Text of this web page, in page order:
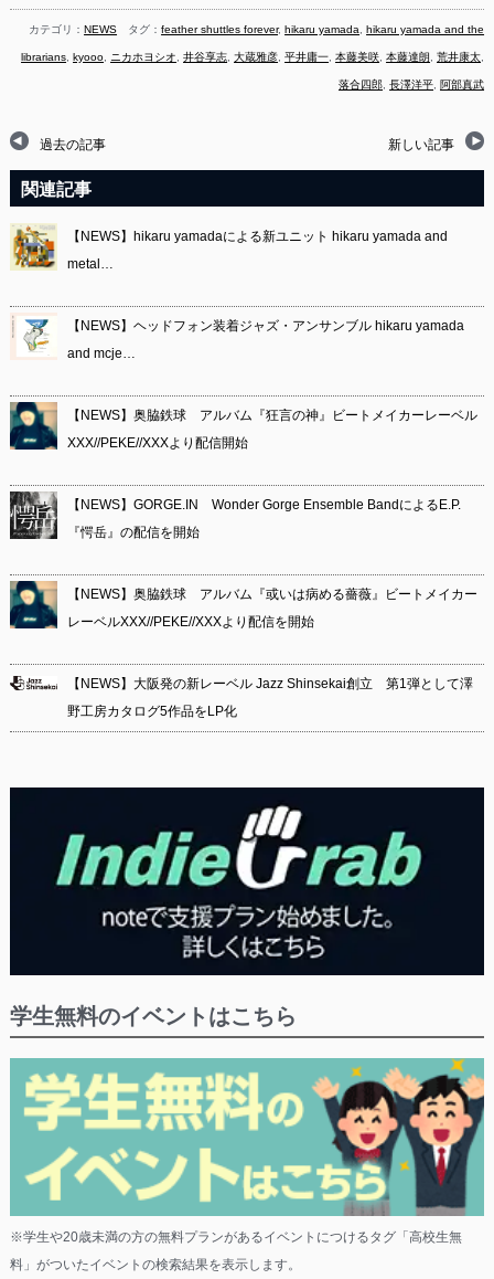
カテゴリ： NEWS タグ：feather shuttles forever, hikaru yamada, hikaru yamada and the
librarians, kyooo,ニカホヨシオ,井谷享志,大蔵雅彦,平井庸一,本藤美咲,本藤達朗,荒井康太,
落合四郎,長澤洋平, 阿部真武
過去の記事 新しい記事
関連記事
【NEWS】hikaru yamadaによる新ユニット hikaru yamada and
metal…
【NEWS】ヘッドフォン装着ジャズ・アンサンブル hikaru yamada
and mcje…
【NEWS】奥脇鉄球 アルバム『狂言の神』ビートメイカーレーベル
XXX//PEKE//XXXより配信開始
【NEWS】GORGE.IN Wonder Gorge Ensemble BandによるE.P.
『愕岳』の配信を開始
【NEWS】奥脇鉄球 アルバム『或いは病める薔薇』ビートメイカー
レーベルXXX//PEKE//XXXより配信を開始
【NEWS】大阪発の新レーベル Jazz Shinsekai創立 第1弾として澤
野工房カタログ5作品をLP化
学生無料のイベントはこちら
※学生や20歳未満の方の無料プランがあるイベントにつけるタグ「高校生無
料」がついたイベントの検索結果を表示します。